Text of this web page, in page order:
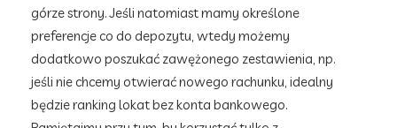
górze strony. Jeśli natomiast mamy określone
preferencje co do depozytu, wtedy możemy
dodatkowo poszukać zawężonego zestawienia, np.
jeśli nie chcemy otwierać nowego rachunku, idealny
będzie ranking lokat bez konta bankowego.